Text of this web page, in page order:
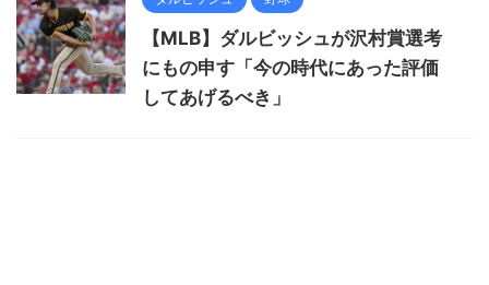
【MLB】ダルビッシュが沢村賞選考
にもの申す「今の時代にあった評価
してあげるべき」